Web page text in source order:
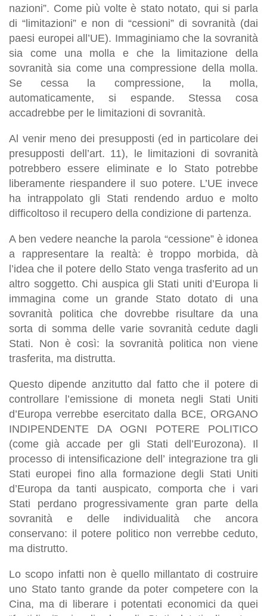
nazioni”. Come più volte è stato notato, qui si parla
di “limitazioni” e non di “cessioni” di sovranità (dai
paesi europei all’UE). Immaginiamo che la sovranità
sia come una molla e che la limitazione della
sovranità sia come una compressione della molla.
Se cessa la compressione, la molla,
automaticamente, si espande. Stessa cosa
accadrebbe per le limitazioni di sovranità.
Al venir meno dei presupposti (ed in particolare dei
presupposti dell’art. 11), le limitazioni di sovranità
potrebbero essere eliminate e lo Stato potrebbe
liberamente riespandere il suo potere. L’UE invece
ha intrappolato gli Stati rendendo arduo e molto
difficoltoso il recupero della condizione di partenza.
A ben vedere neanche la parola “cessione” è idonea
a rappresentare la realtà: è troppo morbida, dà
l’idea che il potere dello Stato venga trasferito ad un
altro soggetto. Chi auspica gli Stati uniti d’Europa li
immagina come un grande Stato dotato di una
sovranità politica che dovrebbe risultare da una
sorta di somma delle varie sovranità cedute dagli
Stati. Non è così: la sovranità politica non viene
trasferita, ma distrutta.
Questo dipende anzitutto dal fatto che il potere di
controllare l’emissione di moneta negli Stati Uniti
d’Europa verrebbe esercitato dalla BCE, ORGANO
INDIPENDENTE DA OGNI POTERE POLITICO
(come già accade per gli Stati dell’Eurozona). Il
processo di intensificazione dell’ integrazione tra gli
Stati europei fino alla formazione degli Stati Uniti
d’Europa da tanti auspicato, comporta che i vari
Stati perdano progressivamente gran parte della
sovranità e delle individualità che ancora
conservano: il potere politico non verrebbe ceduto,
ma distrutto.
Lo scopo infatti non è quello millantato di costruire
uno Stato tanto grande da poter competere con la
Cina, ma di liberare i potentati economici da quei